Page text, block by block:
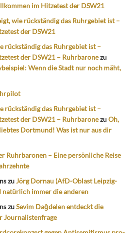
im Hitzetest der DSW21
wie rückständig das Ruhrgebiet ist –
der DSW21
rückständig das Ruhrgebiet ist –
der DSW21 – Ruhrbaronezu
Wenn die Stadt nur noch mäht,
rückständig das Ruhrgebiet ist –
der DSW21 – RuhrbaronezuOh,
Dortmund! Was ist nur aus dir
Ruhrbaronen – Eine persönliche Reise
zuJörg Dornau (AfD-Oblast Leipzig-
natürlich immer die anderen
zuSevim Dağdelen entdeckt die
Journalistenfrage